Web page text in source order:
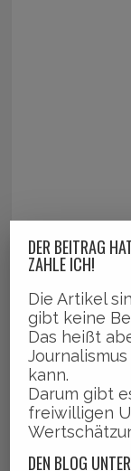
DER BEITRAG
ZAHLE ICH!
Die Artikel
gibt keine
Das heißt
kann.
Darum gibt
freiwilligen
DEN BLOG